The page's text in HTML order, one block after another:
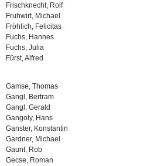
Frischknecht, Rolf
Fruhwirt, Michael
Fröhlich, Felicitas
Fuchs, Hannes
Fuchs, Julia
Fürst, Alfred
Gamse, Thomas
Gangl, Bertram
Gangl, Gerald
Gangoly, Hans
Ganster, Konstantin
Gardner, Michael
Gaunt, Rob
Gecse, Roman